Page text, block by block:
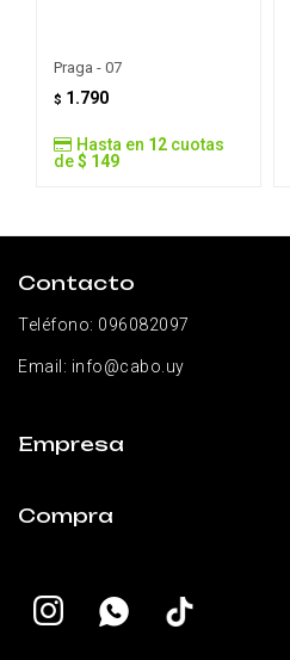
Praga - 07
$ 1.790
Hasta en 12 cuotas
de$ 149
 
Contacto
Teléfono: 096082097
Email: info@cabo.uy
Empresa
Compra